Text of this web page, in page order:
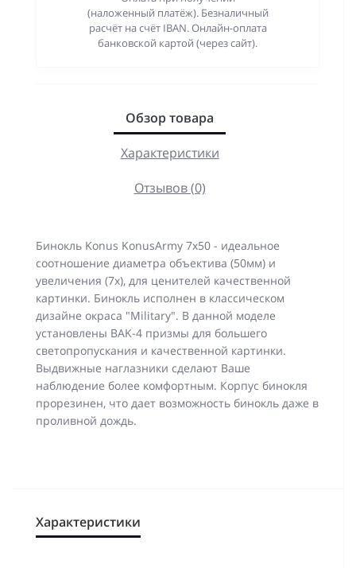
(наложенный платёж). Безналичный
расчёт на счёт IBAN. Онлайн-оплата
банковской картой (через сайт).
Обзор товара
Характеристики
Отзывов (0)
Бинокль Konus KonusArmy 7x50 - идеальное
соотношение диаметра объектива (50мм) и
увеличения (7х), для ценителей качественной
картинки. Бинокль исполнен в классическом
дизайне окраса "Military". В данной моделе
установлены BAK-4 призмы для большего
светопропускания и качественной картинки.
Выдвижные наглазники сделают Ваше
наблюдение более комфортным. Корпус бинокля
прорезинен, что дает возможность бинокль даже в
проливной дождь.
Характеристики